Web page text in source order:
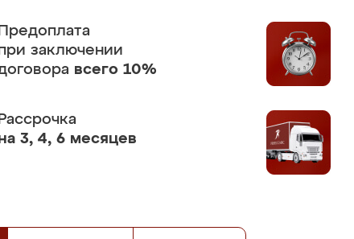
Предоплата
заключении
всего 10%
Рассрочка
3, 4, 6 месяцев